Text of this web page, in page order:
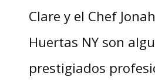
Clare y el Chef
Huertas NY son
prestigiados